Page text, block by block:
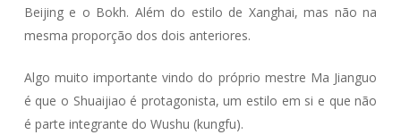
Beijing e o Bokh. Além do estilo de Xanghai, mas não na
mesma proporção dos dois anteriores.
Algo muito importante vindo do próprio mestre Ma Jianguo
é que o Shuaijiao é protagonista, um estilo em si e que não
é parte integrante do Wushu (kungfu).